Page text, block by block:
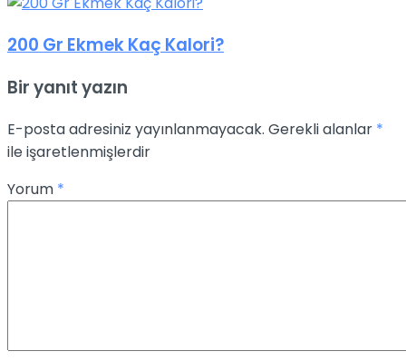
200 Gr Ekmek Kaç Kalori?
Bir yanıt yazın
E-posta adresiniz yayınlanmayacak. Gerekli alanlar *
ile işaretlenmişlerdir
Yorum *